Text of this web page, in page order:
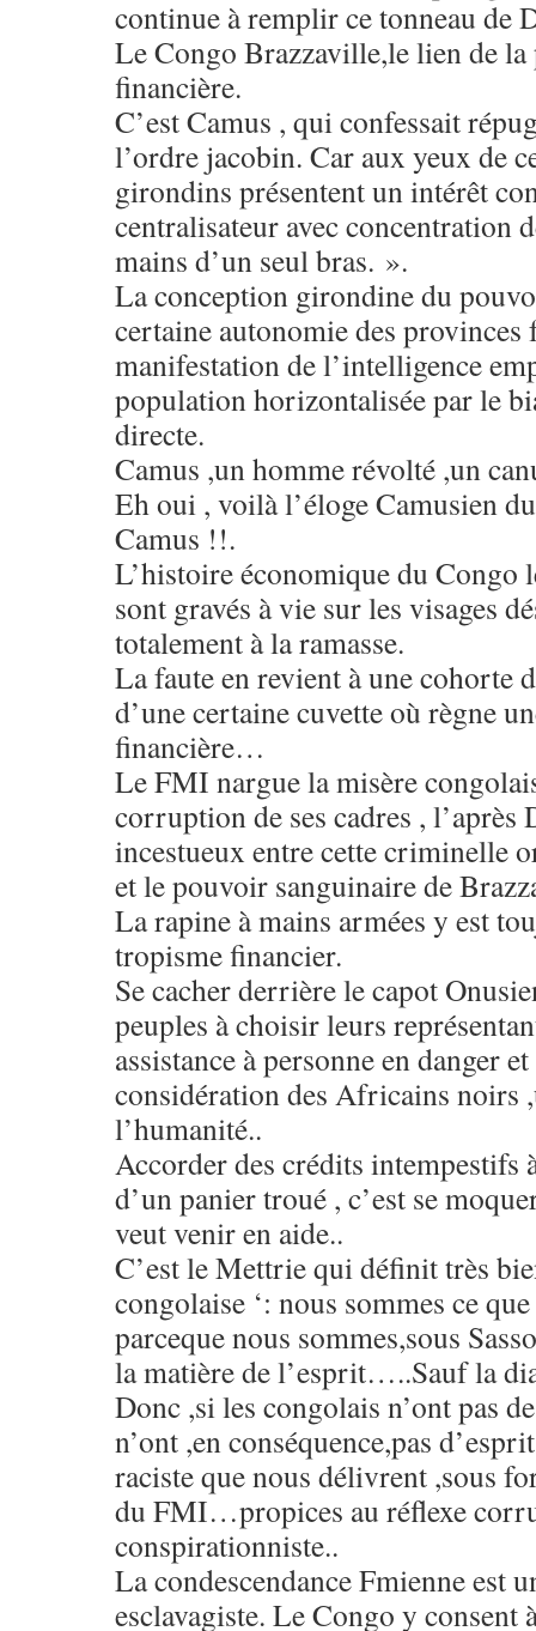
continue à remplir ce tonneau de
Le Congo Brazzaville,le lien de
financière.
C’est Camus , qui confessait
l’ordre jacobin. Car aux yeux de
girondins présentent un intérêt
centralisateur avec concentration
mains d’un seul bras. ».
La conception girondine du
certaine autonomie des provinces
manifestation de l’intelligence
population horizontalisée par le
directe.
Camus ,un homme révolté ,un
Eh oui , voilà l’éloge Camusien
Camus !!.
L’histoire économique du Congo
sont gravés à vie sur les visages
totalement à la ramasse.
La faute en revient à une cohorte
d’une certaine cuvette où règne
financière…
Le FMI nargue la misère
corruption de ses cadres , l’après
incestueux entre cette criminelle
et le pouvoir sanguinaire de
La rapine à mains armées y est
tropisme financier.
Se cacher derrière le capot
peuples à choisir leurs
assistance à personne en danger
considération des Africains noirs
l’humanité..
Accorder des crédits intempestifs
d’un panier troué , c’est se
veut venir en aide..
C’est le Mettrie qui définit très
congolaise ‘: nous sommes ce
parceque nous sommes,sous
la matière de l’esprit…..Sauf la
Donc ,si les congolais n’ont pas
n’ont ,en conséquence,pas
raciste que nous délivrent ,sous
du FMI…propices au réflexe
conspirationniste..
La condescendance Fmienne est
esclavagiste. Le Congo y consent